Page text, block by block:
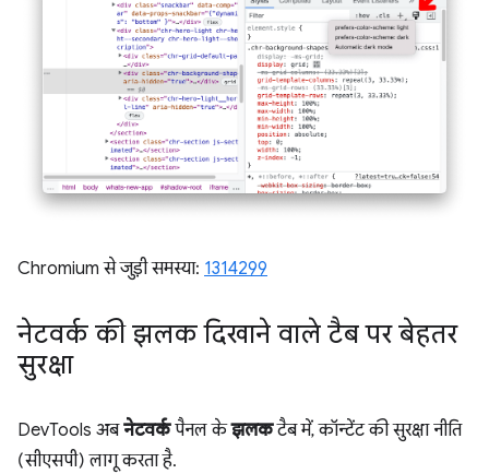
Chromium से जुड़ी समस्या: 1314299
नेटवर्क की झलक दिखाने वाले टैब पर बेहतर
सुरक्षा
DevTools अबनेटवर्कपैनल केझलकटैब में, कॉन्टेंट की सुरक्षा नीति
(सीएसपी) लागू करता है.